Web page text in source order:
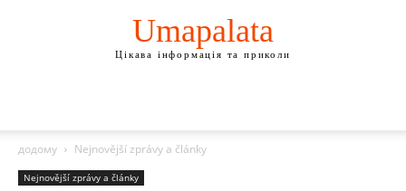
Umapalata
Цікава інформація та приколи
додому Nejnovější zprávy a články
Nejnovější zprávy a články